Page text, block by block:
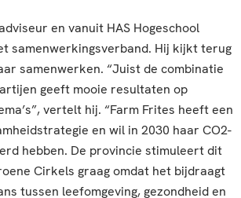
en vanuit HAS Hogeschool
samenwerkingsverband. Hij kijkt terug
samenwerken. “Juist de combinatie
geeft mooie resultaten op
vertelt hij. “Farm Frites heeft een
en wil in 2030 haar CO2-
hebben. De provincie stimuleert dit
Cirkels graag omdat het bijdraagt
tussen leefomgeving, gezondheid en